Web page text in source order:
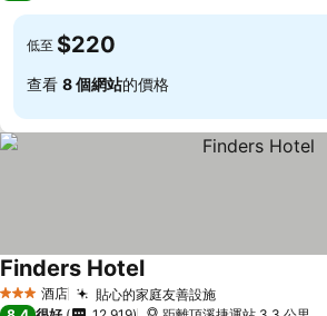
低至 $220
查看 8 個網站的價格
3 星級 酒店 貼心的家庭友善設施
Finders Hotel